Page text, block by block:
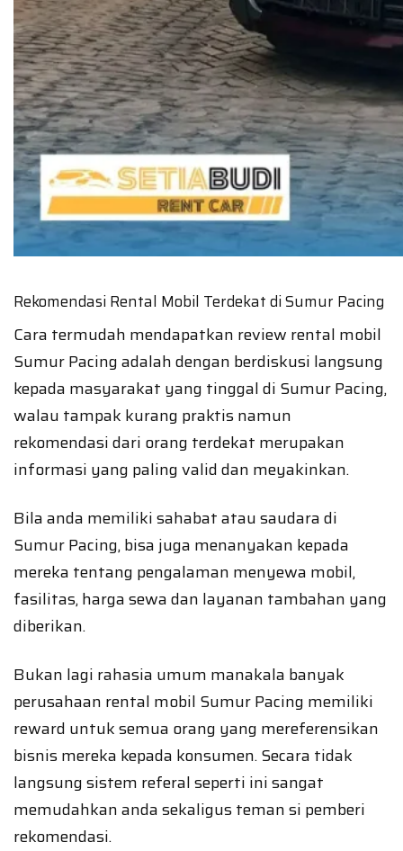
Rekomendasi Rental Mobil Terdekat di Sumur Pacing
Cara termudah mendapatkan review rental mobil
Sumur Pacing adalah dengan berdiskusi langsung
kepada masyarakat yang tinggal di Sumur Pacing,
walau tampak kurang praktis namun
rekomendasi dari orang terdekat merupakan
informasi yang paling valid dan meyakinkan.
Bila anda memiliki sahabat atau saudara di
Sumur Pacing, bisa juga menanyakan kepada
mereka tentang pengalaman menyewa mobil,
fasilitas, harga sewa dan layanan tambahan yang
diberikan.
Bukan lagi rahasia umum manakala banyak
perusahaan rental mobil Sumur Pacing memiliki
reward untuk semua orang yang mereferensikan
bisnis mereka kepada konsumen. Secara tidak
langsung sistem referal seperti ini sangat
memudahkan anda sekaligus teman si pemberi
rekomendasi.